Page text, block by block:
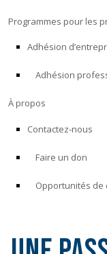
Programmes pour les
Adhésion
Adhésion
À propos
Contactez-nous
Faire un don
Opportunités de